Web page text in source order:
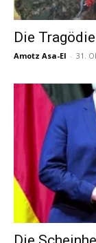
Die
Amotz Asa-El - 31.